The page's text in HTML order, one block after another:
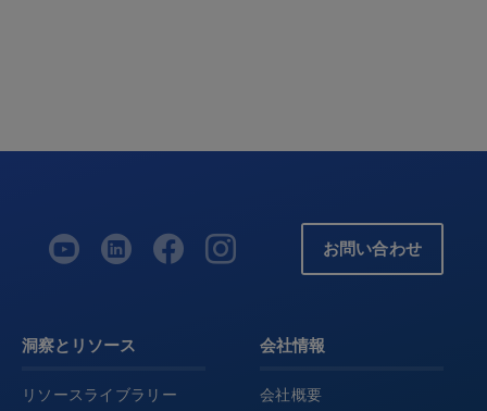
お問い合わせ
洞察とリソース
リソースライブラリー
会社情報
会社概要